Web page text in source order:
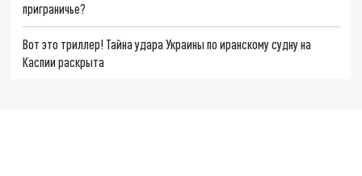
приграничье?
Вот это триллер! Тайна удара Украины по иранскому судну на
Каспии раскрыта